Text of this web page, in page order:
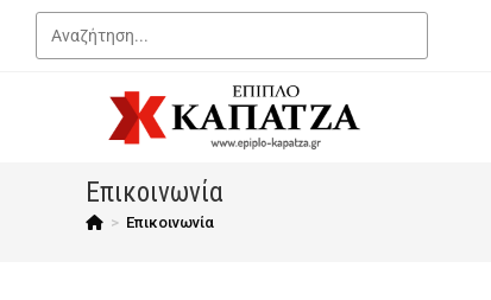
Επικοινωνία
> Επικοινωνία